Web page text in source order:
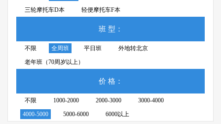
三轮摩托车D本
轻便摩托车F本
班 型：
不限 全周班 平日班
外地转北京
老年班（70周岁以上）
价 格：
不限 1000-2000 2000-3000
3000-4000
4000-5000
5000-6000 6000以上